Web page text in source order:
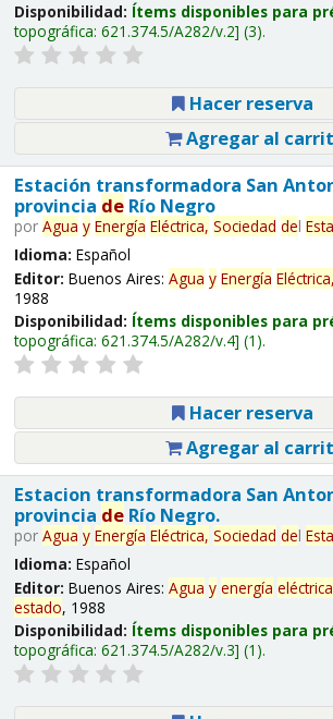
Disponibilidad: Ítems disponibles para
topográfica: 621.374.5/A282/v.2 (3).
Hacer reserva
Agregar al
Estación transformadora San
provincia deRío Negro
por Agua y Energía Eléctrica, Sociedad del
Idioma: Español
Editor: Buenos Aires: Agua y Energía Eléctrica,
1988
Disponibilidad: Ítems disponibles para
topográfica: 621.374.5/A282/v.4 (1).
Hacer reserva
Agregar al
Estacion transformadora San
provincia deRío Negro.
por Agua y Energía Eléctrica, Sociedad del
Idioma: Español
Editor: Buenos Aires: Agua y energía
estado, 1988
Disponibilidad: Ítems disponibles para
topográfica: 621.374.5/A282/v.3 (1).